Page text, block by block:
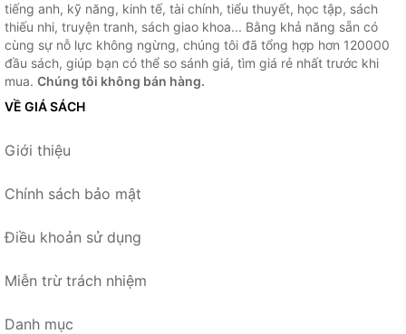
tiếng anh, kỹ năng, kinh tế, tài chính, tiểu thuyết, học tập, sách
thiếu nhi, truyện tranh, sách giao khoa... Bằng khả năng sẵn có
cùng sự nỗ lực không ngừng, chúng tôi đã tổng hợp hơn 120000
đầu sách, giúp bạn có thể so sánh giá, tìm giá rẻ nhất trước khi
mua. Chúng tôi không bán hàng.
VỀ GIÁ SÁCH
Giới thiệu
Chính sách bảo mật
Điều khoản sử dụng
Miễn trừ trách nhiệm
Danh mục